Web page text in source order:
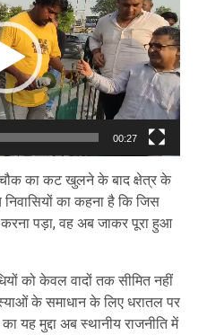
00:27
चौक का कट खुलने के बाद क्षेत्र के
का कहना है कि जिस
करना पड़ा, वह अब जाकर पूरा हुआ
को केवल वादों तक सीमित नहीं
के समाधान के लिए धरातल पर
यह मुद्दा अब स्थानीय राजनीति में